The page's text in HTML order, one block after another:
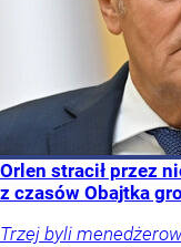
Orlen stracił przez
z czasów Obajtka
Trzej byli